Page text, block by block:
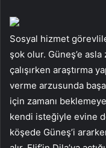
Sosyal hizmet
şok olur. Güneş’e
çalışırken araştırma
verme arzusunda
için zamanı
kendi isteğiyle evine
köşede Güneş’i